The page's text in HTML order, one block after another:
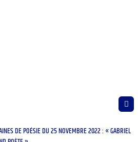
DE POÉSIE DU 25 NOVEMBRE 2022 : « GABRIEL